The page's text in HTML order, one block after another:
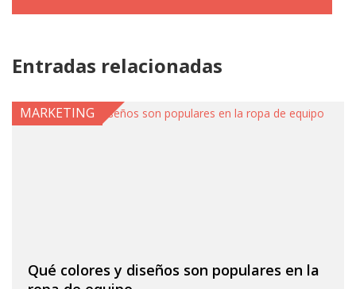
Entradas relacionadas
Qué colores y diseños son populares en la
MARKETING